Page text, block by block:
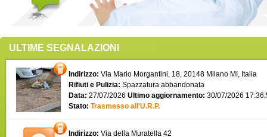
ULTIME SEGNALAZIONI
Indirizzo: Via Mario Morgantini, 18, 20148 Milano MI, Italia
Rifiuti e Pulizia: Spazzatura abbandonata
Data: 27/07/2026 Ultimo aggiornamento: 30/07/2026
Stato: Trasmesso all'U.R.P.
Indirizzo: Via della Muratella 42